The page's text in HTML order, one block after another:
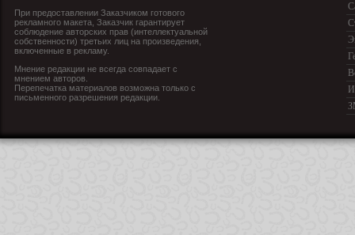
При предоставлении Заказчиком готового
рекламного макета, Заказчик гарантирует
соблюдение авторских прав (интеллектуальной
собственности) третьих лиц на произведения,
включенные в рекламу.
Мнение редакции не всегда совпадает с
мнением авторов.
Перепечатка материалов возможна только с
письменного разрешения редакции.